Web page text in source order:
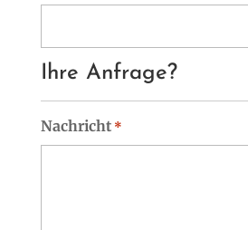
Ihre Anfrage?
Nachricht *